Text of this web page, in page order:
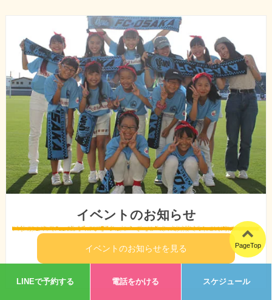
LINEで予約する 電話をかける スケジュール
イベントのお知らせ
イベントのお知らせを見る PageTop